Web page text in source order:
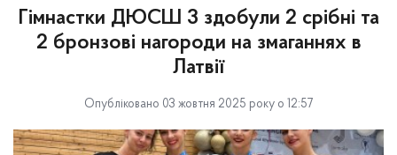
Гімнастки ДЮСШ 3 здобули 2 срібні та
2 бронзові нагороди на змаганнях в
Латвії
Опубліковано 03 жовтня 2025 року о 12:57